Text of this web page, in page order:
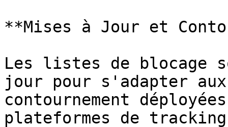
**Mises à Jour et
Les listes de blocage
jour pour s'adapter
contournement
plateformes de